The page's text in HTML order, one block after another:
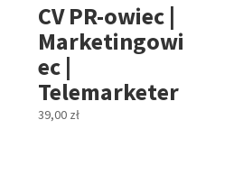
CV PR-owiec |
Marketingowi
ec |
Telemarketer
39,00 zł